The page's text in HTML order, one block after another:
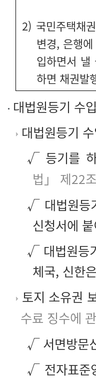
2) 국민주택채
변경, 은행
입하면서
하면 채권발
대법원등기 수
대법원등기
√ 등기를
법」 제22
√ 대법원등
신청서에
√ 대법원등
체국, 신한
토지 소유권
수료 징수에
√ 서면방문
√ 전자표준